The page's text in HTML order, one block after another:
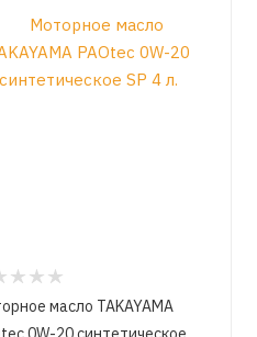
масло TAKAYAMA